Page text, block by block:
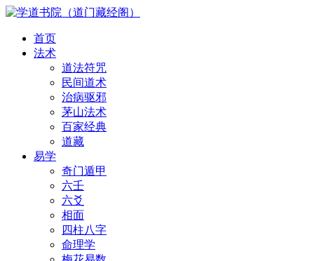
首页
法术
道法符咒
民间道术
治病驱邪
茅山法术
百家经典
道藏
易学
奇门遁甲
六壬
六爻
相面
四柱八字
命理学